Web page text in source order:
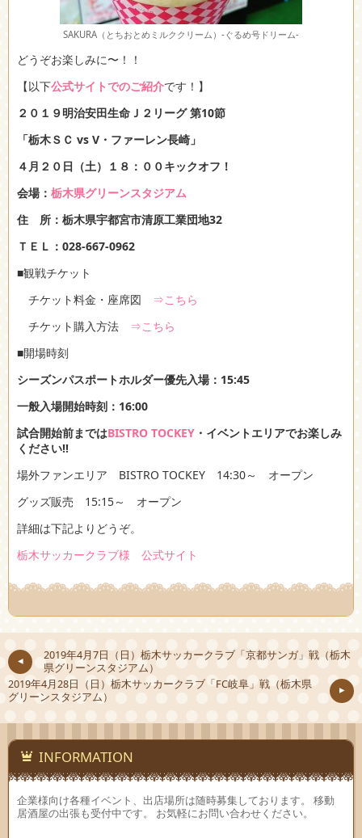
SAKURA（とちおとめミルククリーム）-ぐるめ号ドリーム-
どうぞお楽しみに〜！！
【以下公式サイトでのご紹介です！】
２０１９明治安田生命Ｊ２リーグ 第10節
「栃木ＳＣ vs V・ファーレン長崎」
４月２０日（土）１８：００キックオフ！
会場： 栃木県グリーンスタジアム
住 所：栃木県宇都宮市清原工業団地32
ＴＥＬ：028-667-0962
■観戦チケット
チケット料金・座席図
⇒こちら
チケット購入方法
⇒こちら
■開場時刻
シーズンパスポートホルダー優先入場：15:45
一般入場開始時刻：16:00
試合開始前まではBISTRO TOCKEY ・イベントエリアでお楽しみ
ください!!
場外ファンエリア BISTRO TOCKEY 14:30～ オープン
グッズ販売 15:15～ オープン
詳細は下記よりどうぞ。
栃木サッカークラブ様 公式サイト
2019年4月7日（日）栃木サッカークラブ「京都サンガ」戦（栃木
県グリーンスタジアム）
2019年4月28日（日）栃木サッカークラブ「FC岐阜」戦（栃木県
グリーンスタジアム）
INFORMATION
企業様向け各種イベント、出店場所は随時募集しております。 移動
居酒屋の出張も受付中です。 お気軽にお問い合わせください。